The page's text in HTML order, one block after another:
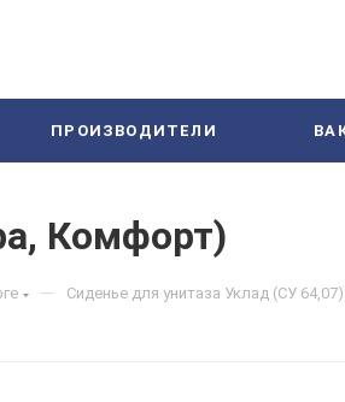
ПРОИЗВОДИТЕЛИ
Комфорт)
— Сиденье для унитаза Уклад (СУ